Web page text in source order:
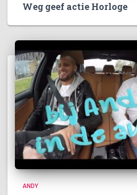
Weg geef actie Horloge
ANDY